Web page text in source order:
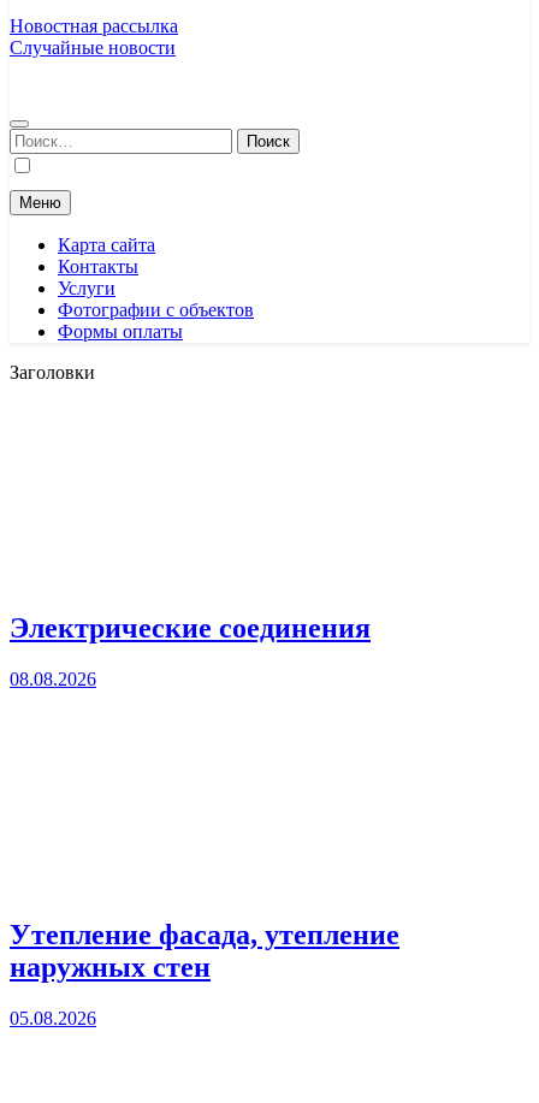
Новостная рассылка
Случайные новости
Найти:
Меню
Карта сайта
Контакты
Услуги
Фотографии с объектов
Формы оплаты
Заголовки
Электрические соединения
08.08.2026
Утепление фасада, утепление
наружных стен
05.08.2026